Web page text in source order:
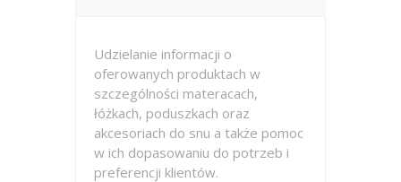
Udzielanie informacji o
oferowanych produktach w
szczególności materacach,
łóżkach, poduszkach oraz
akcesoriach do snu a także pomoc
w ich dopasowaniu do potrzeb i
preferencji klientów.